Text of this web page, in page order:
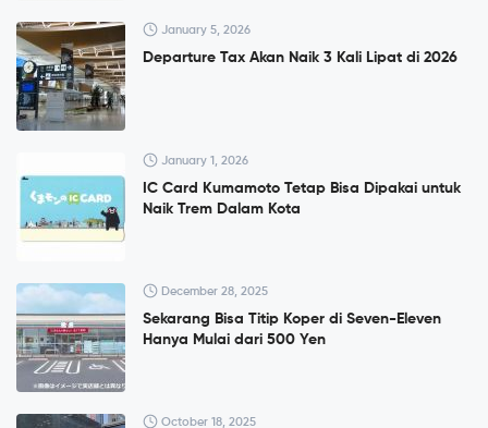
January 5, 2026
Departure Tax Akan Naik 3 Kali Lipat di 2026
January 1, 2026
IC Card Kumamoto Tetap Bisa Dipakai untuk
Naik Trem Dalam Kota
December 28, 2025
Sekarang Bisa Titip Koper di Seven-Eleven
Hanya Mulai dari 500 Yen
October 18, 2025